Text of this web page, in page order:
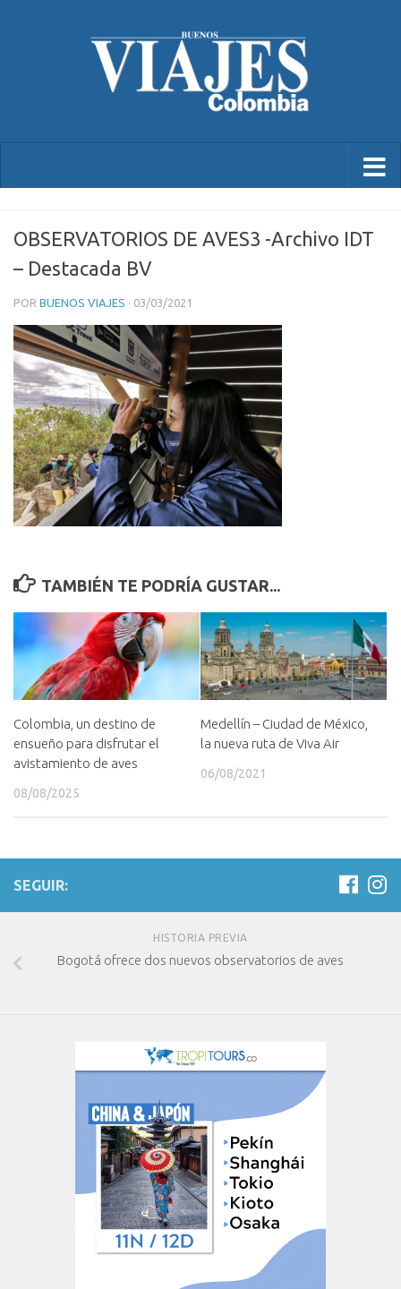
OBSERVATORIOS DE AVES3 -Archivo IDT
– Destacada BV
POR BUENOS VIAJES · 03/03/2021
TAMBIÉN TE PODRÍA GUSTAR...
Colombia, un destino de
ensueño para disfrutar el
avistamiento de aves
08/08/2025
Medellín – Ciudad de México,
la nueva ruta de Viva Air
06/08/2021
SEGUIR:
HISTORIA PREVIA
Bogotá ofrece dos nuevos observatorios de aves